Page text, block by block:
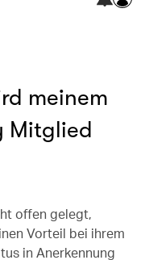
meinem
Mitglied
offen gelegt,
Vorteil bei ihrem
in Anerkennung